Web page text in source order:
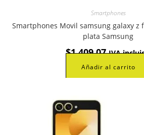
Smartphones
Smartphones Movil samsung galaxy z
plata Samsung
$1.409,07 IVA
Añadir al carrito